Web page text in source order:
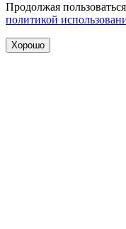
Продолжая
политикой
Хорошо